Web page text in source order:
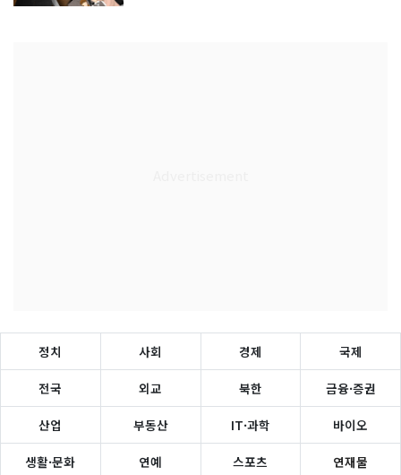
정치 사회 경제 국제
전국 외교 북한 금융·증권
산업 부동산 IT·과학 바이오
생활·문화 연예 스포츠 연재물